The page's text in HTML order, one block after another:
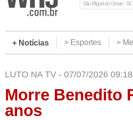
São Miguel do Oeste - SC
+ Notícias > Esportes >
LUTO NA TV - 07/07/2026 09:18
Morre Benedito
anos